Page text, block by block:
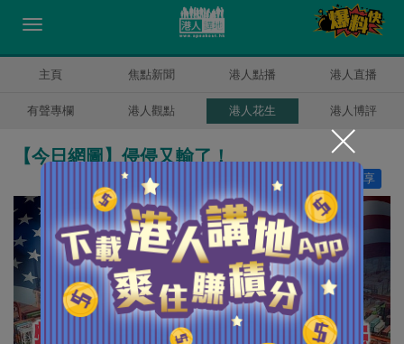
主頁 焦點新聞 港人點播 港人直播
有聲專欄 港人觀點 港人花生 港人博評
【今日網圖】侵侵又輸了！
分享
讚好